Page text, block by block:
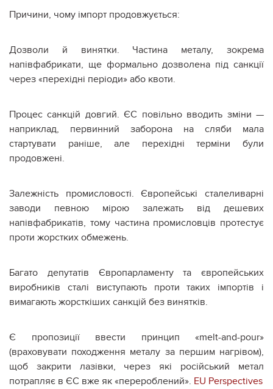
Причини, чому імпорт продовжується:
Дозволи й винятки. Частина металу, зокрема
напівфабрикати, ще формально дозволена під санкції
через «перехідні періоди» або квоти.
Процес санкцій довгий. ЄС повільно вводить зміни —
наприклад, первинний заборона на сляби мала
стартувати раніше, але перехідні терміни були
продовжені.
Залежність промисловості. Європейські сталеливарні
заводи певною мірою залежать від дешевих
напівфабрикатів, тому частина промисловців протестує
проти жорстких обмежень.
Багато депутатів Європарламенту та європейських
виробників сталі виступають проти таких імпортів і
вимагають жорсткіших санкцій без винятків.
Є пропозиції ввести принцип «melt-and-pour»
(враховувати походження металу за першим нагрівом),
щоб закрити лазівки, через які російський метал
потрапляє в ЄС вже як «перероблений». EU Perspectives